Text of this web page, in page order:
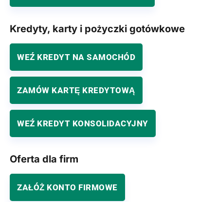
Kredyty, karty i pożyczki gotówkowe
WEŹ KREDYT NA SAMOCHÓD
ZAMÓW KARTĘ KREDYTOWĄ
WEŹ KREDYT KONSOLIDACYJNY
Oferta dla firm
ZAŁÓŻ KONTO FIRMOWE